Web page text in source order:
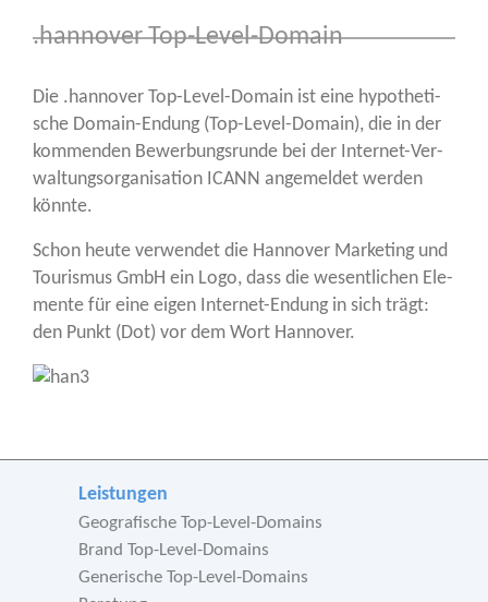
.hannover Top-Level-Domain
Die .han­no­ver Top-Level-Domain ist eine hypo­the­ti­
sche Domain-Endung (Top-Level-Domain), die in der
kom­men­den Bewer­bungs­run­de bei der Inter­net-Ver­
wal­tungs­or­ga­ni­sa­ti­on ICANN ange­mel­det wer­den
könnte.
Schon heu­te ver­wen­det die Han­no­ver Mar­ke­ting und
Tou­ris­mus GmbH ein Logo, dass die wesent­li­chen Ele­
men­te für eine eigen Inter­net-Endung in sich trägt:
den Punkt (Dot) vor dem Wort Hannover.
Leistungen
Geografische Top-Level-Domains
Brand Top-Level-Domains
Generische Top-Level-Domains